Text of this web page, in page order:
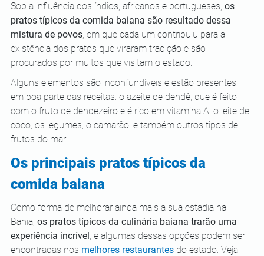
Sob a influência dos índios, africanos e portugueses, os
pratos típicos da comida baiana são resultado dessa
mistura de povos, em que cada um contribuiu para a
existência dos pratos que viraram tradição e são
procurados por muitos que visitam o estado.
Alguns elementos são inconfundíveis e estão presentes
em boa parte das receitas: o azeite de dendê, que é feito
com o fruto de dendezeiro e é rico em vitamina A, o leite de
coco, os legumes, o camarão, e também outros tipos de
frutos do mar.
Os principais pratos típicos da
comida baiana
Como forma de melhorar ainda mais a sua estadia na
Bahia, os pratos típicos da culinária baiana trarão uma
experiência incrível, e algumas dessas opções podem ser
encontradas nos melhores restaurantes do estado. Veja,